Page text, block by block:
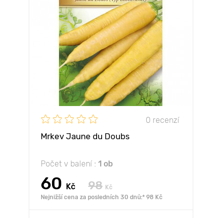
0 recenzí
Mrkev Jaune du Doubs
Počet v balení : 1 ob
60 Kč 98 Kč
Nejnižší cena za posledních 30 dnů:* 98 Kč